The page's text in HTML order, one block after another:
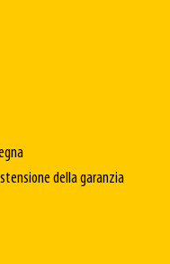
della garanzia